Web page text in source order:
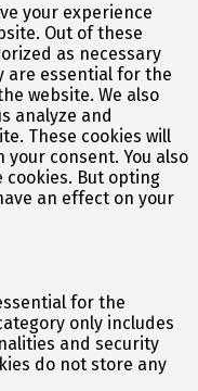
your experience
Out of these
as necessary
are essential for the
website. We also
analyze and
These cookies will
consent. You also
But opting
an effect on your
for the
only includes
and security
do not store any